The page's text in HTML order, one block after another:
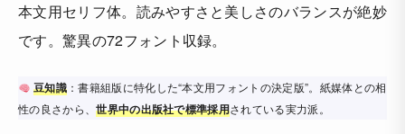
本文用セリフ体。読みやすさと美しさのバランスが絶妙
です。驚異の72フォント収録。
豆知識：書籍組版に特化した“本文用フォントの決定版”。紙媒体との相
性の良さから、世界中の出版社で標準採用されている実力派。